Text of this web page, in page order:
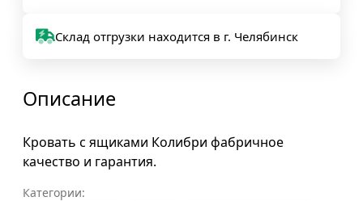
Склад отгрузки находится в г. Челябинск
Описание
Кровать с ящиками Колибри фабричное
качество и гарантия.
Категории: